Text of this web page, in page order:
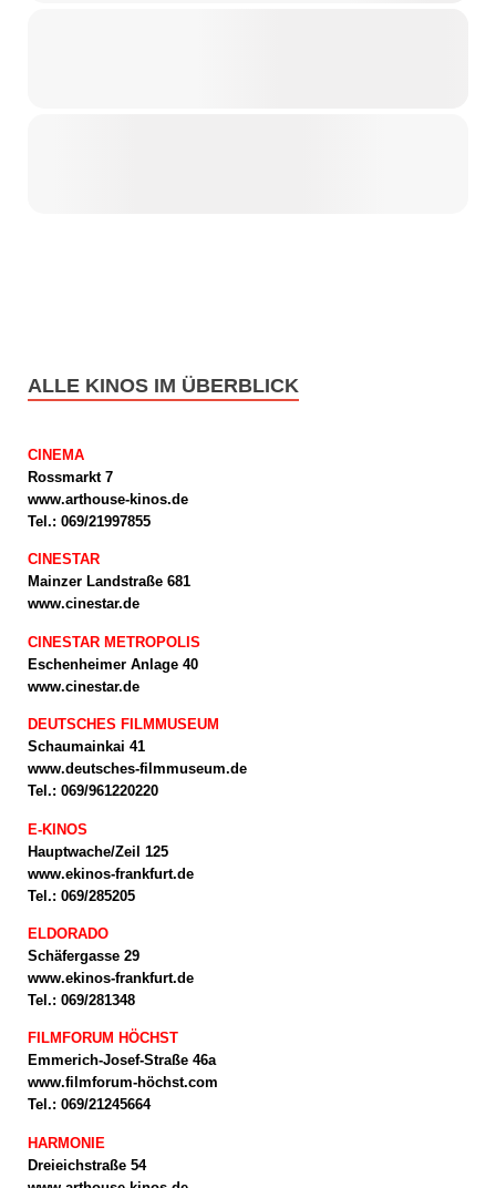
ALLE KINOS IM ÜBERBLICK
CINEMA
Rossmarkt 7
www.arthouse-kinos.de
Tel.: 069/21997855
CINESTAR
Mainzer Landstraße 681
www.cinestar.de
CINESTAR METROPOLIS
Eschenheimer Anlage 40
www.cinestar.de
DEUTSCHES FILMMUSEUM
Schaumainkai 41
www.deutsches-filmmuseum.de
Tel.: 069/961220220
E-KINOS
Hauptwache/Zeil 125
www.ekinos-frankfurt.de
Tel.: 069/285205
ELDORADO
Schäfergasse 29
www.ekinos-frankfurt.de
Tel.: 069/281348
FILMFORUM HÖCHST
Emmerich-Josef-Straße 46a
www.filmforum-höchst.com
Tel.: 069/21245664
HARMONIE
Dreieichstraße 54